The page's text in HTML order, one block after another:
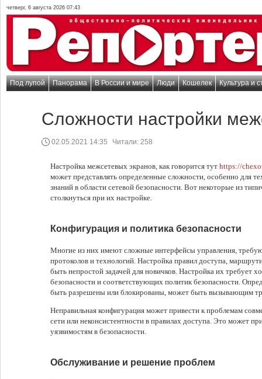
четверг, 6 августа 2026 07:43
Под лупой Панорама В России и мире Люди Кошелек Культура и
Сложности настройки
02.05.2021 14:35 Читали: 258
Настройка межсетевых экранов, как говорится тут https://
может представлять определенные сложности, особенно для
знаний в области сетевой безопасности. Вот некоторые из
столкнуться при их настройке.
Конфигурация и политика безопасности
Многие из них имеют сложные интерфейсы управления,
протоколов и технологий. Настройка правил доступа,
быть непростой задачей для новичков. Настройка их требует
безопасности и соответствующих политик безопасности.
быть разрешены или блокированы, может быть вызывающим
Неправильная конфигурация может привести к проблемам
сети или неконсистентности в правилах доступа. Это может
уязвимостям в безопасности.
Обслуживание и решение проблем